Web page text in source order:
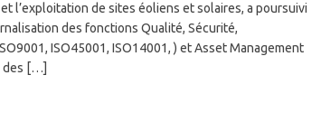
l’exploitation de sites éoliens et solaires, a poursuivi
des fonctions Qualité, Sécurité,
ISO45001, ISO14001, ) et Asset Management
des […]